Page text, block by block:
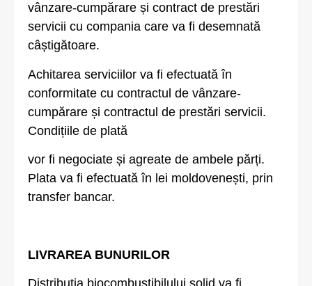
vânzare-cumpărare și contract de prestări
servicii cu compania care va fi desemnată
câștigătoare.
Achitarea serviciilor va fi efectuată în
conformitate cu contractul de vânzare-
cumpărare și contractul de prestări servicii.
Condițiile de plată
vor fi negociate și agreate de ambele părți.
Plata va fi efectuată în lei moldovenești, prin
transfer bancar.
LIVRAREA BUNURILOR